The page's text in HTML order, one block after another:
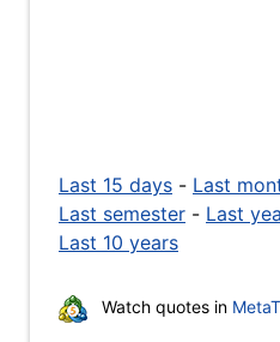
Last 15 days - Last
Last semester - Last
Last 10 years
Watch quotes in